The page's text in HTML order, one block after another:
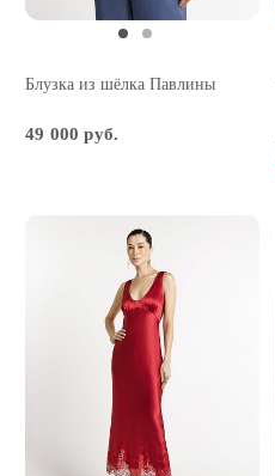
Блузка из шёлка Павлины
49 000 руб.